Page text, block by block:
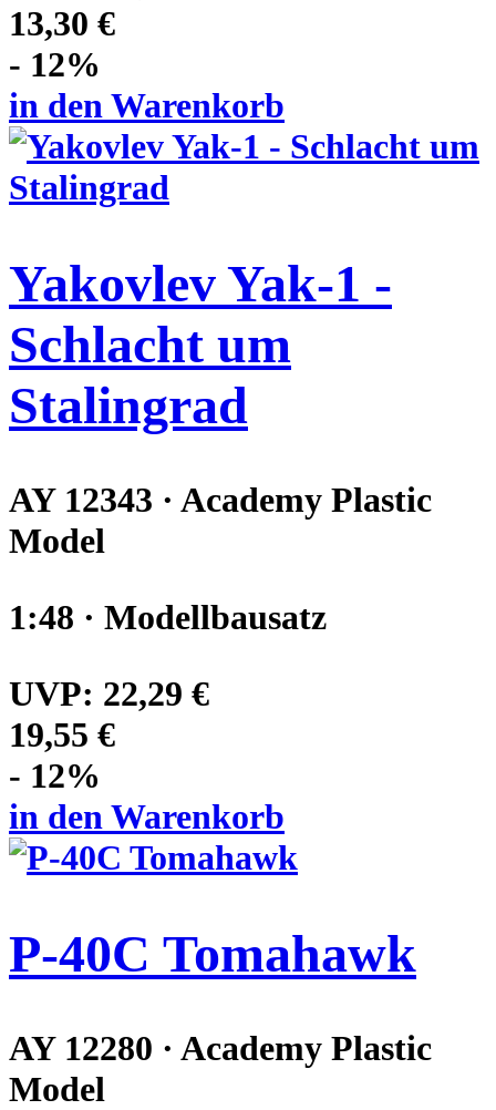
13,30 €
- 12%
in den Warenkorb
Yakovlev Yak-1 -
Schlacht um
Stalingrad
AY 12343 · Academy Plastic
Model
1:48 · Modellbausatz
UVP: 22,29 €
19,55 €
- 12%
in den Warenkorb
P-40C Tomahawk
AY 12280 · Academy Plastic
Model